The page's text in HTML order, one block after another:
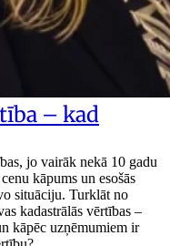
– kad
jo vairāk nekā 10 gadu
kāpums un esošās
situāciju. Turklāt no
kadastrālās vērtības –
kāpēc uzņēmumiem ir